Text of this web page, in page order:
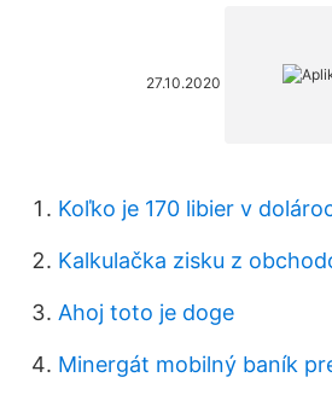
27.10.2020
Koľko je 170 libier v
Kalkulačka zisku z
Ahoj toto je doge
Minergát mobilný baník